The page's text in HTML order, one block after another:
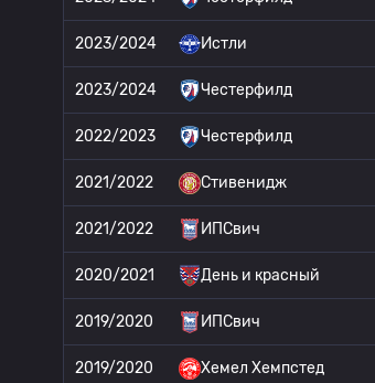
2023/2024 Истли
2023/2024 Честерфилд
2022/2023 Честерфилд
2021/2022 Стивенидж
2021/2022 ИПСвич
2020/2021 День и красный
2019/2020 ИПСвич
2019/2020 Хемел Хемпстед